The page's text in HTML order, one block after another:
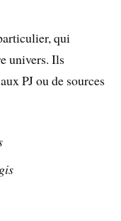
qui
univers. Ils
PJ ou de sources